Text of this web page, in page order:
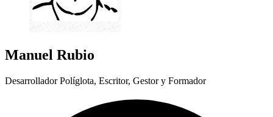
Manuel Rubio
Desarrollador Políglota, Escritor, Gestor y Formador